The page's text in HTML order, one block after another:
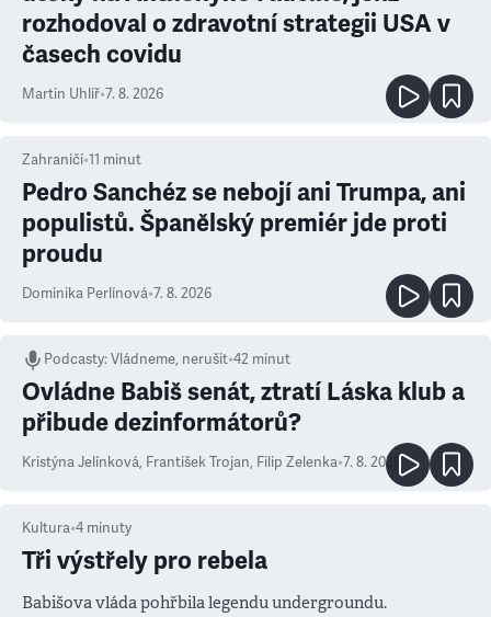
rozhodoval o zdravotní strategii USA v
časech covidu
Martin Uhlíř•7. 8. 2026
Zahraničí•11 minut
Pedro Sanchéz se nebojí ani Trumpa, ani
populistů. Španělský premiér jde proti
proudu
Dominika Perlínová•7. 8. 2026
Podcasty:Vládneme, nerušit•42 minut
Ovládne Babiš senát, ztratí Láska klub a
přibude dezinformátorů?
Kristýna Jelínková, František Trojan, Filip Zelenka•7. 8. 2026
Kultura•4 minuty
Tři výstřely pro rebela
Babišova vláda pohřbila legendu undergroundu.